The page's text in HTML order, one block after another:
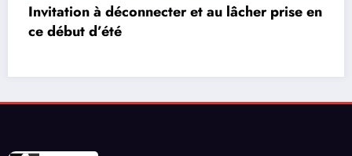
Les réseaux de communication entre les jeux
vidéos